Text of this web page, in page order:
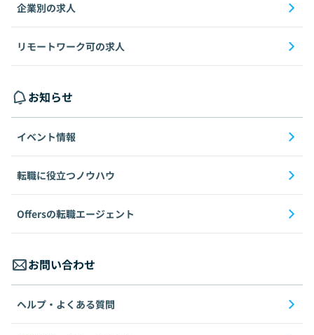
企業別の求人
リモートワーク可の求人
お知らせ
イベント情報
転職に役立つノウハウ
Offersの転職エージェント
お問い合わせ
ヘルプ・よくある質問